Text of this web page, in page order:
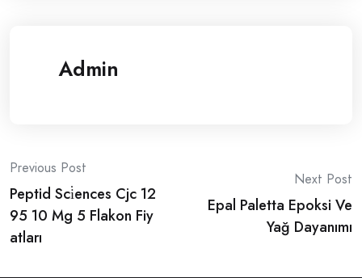
Admin
Post
navigation
Previous Post
Peptid Sci̇ences Cjc 12
95 10 Mg 5 Flakon Fiy
atları
Next Post
Epal Paletta Epoksi Ve
Yağ Dayanımı